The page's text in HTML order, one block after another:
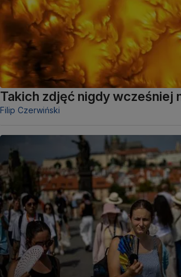
Takich zdjęć nigdy wcześniej
Filip Czerwiński